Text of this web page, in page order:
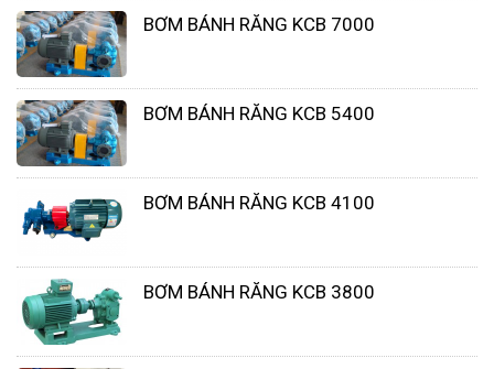
BƠM BÁNH RĂNG KCB 7000
BƠM BÁNH RĂNG KCB 5400
BƠM BÁNH RĂNG KCB 4100
BƠM BÁNH RĂNG KCB 3800